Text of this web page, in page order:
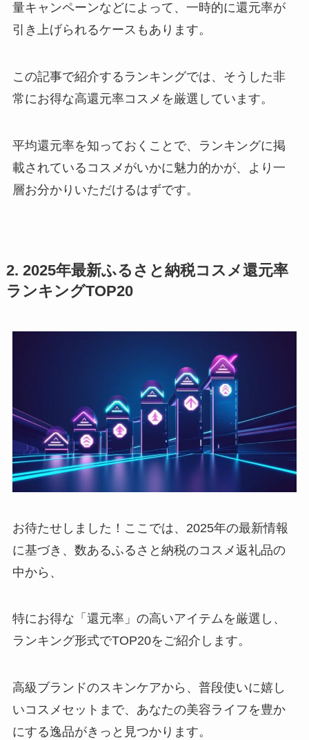
量キャンペーンなどによって、一時的に還元率が
引き上げられるケースもあります。
この記事で紹介するランキングでは、そうした非
常にお得な高還元率コスメを厳選しています。
平均還元率を知っておくことで、ランキングに掲
載されているコスメがいかに魅力的かが、より一
層お分かりいただけるはずです。
2. 2025年最新ふるさと納税コスメ還元率
ランキングTOP20
お待たせしました！ここでは、2025年の最新情報
に基づき、数あるふるさと納税のコスメ返礼品の
中から、
特にお得な「還元率」の高いアイテムを厳選し、
ランキング形式でTOP20をご紹介します。
高級ブランドのスキンケアから、普段使いに嬉し
いコスメセットまで、あなたの美容ライフを豊か
にする逸品がきっと見つかります。